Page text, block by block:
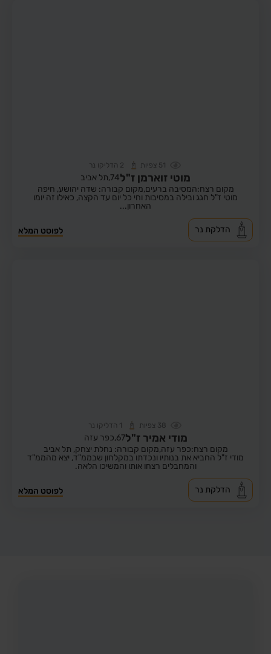
51 צפיות 2 הדליקו נר
מוטי זוארמן ז"ל74, תל אביב
מקום רצח:המסיבה ברעים,מקום קבורה: שדה יהושע, חיפה
מוטי ז"ל חגג ובילה במסיבות וחי כל יום עד הקצה, כאילו זה יומו
האחרון...
לפוסט המלא הדלקת נר
38 צפיות 1 הדליקו נר
מודי אמיר ז"ל67, כפר עזה
מקום רצח:כפר עזה,מקום קבורה: נחלת יצחק, תל אביב
מודי ז"ל החביא את בנותיו ונכדתו במקלחון שבממ"ד, יצא מהממ"ד
והמחבלים רצחו אותו והמשיכו הלאה.
לפוסט המלא הדלקת נר